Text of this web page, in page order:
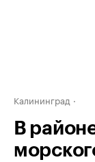
Калининград
В